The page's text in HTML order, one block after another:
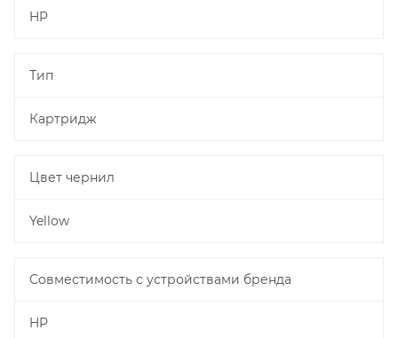
HP
Тип
Картридж
Цвет чернил
Yellow
Совместимость с устройствами бренда
HP